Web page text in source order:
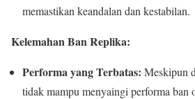
memastikan keandalan dan kestabilan.
Kelemahan Ban Replika:
Performa yang Terbatas: Meskipun
tidak mampu menyaingi performa ban